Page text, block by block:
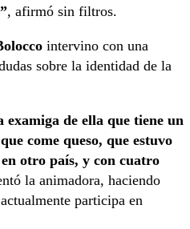
, afirmó sin filtros.
intervino con una
sobre la identidad de la
examiga de ella que tiene un
come queso, que estuvo
otro país, y con cuatro
la animadora, haciendo
participa en